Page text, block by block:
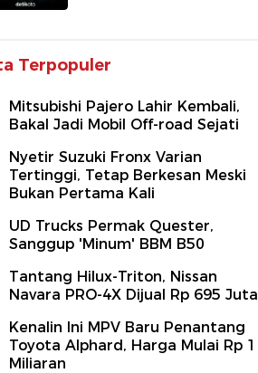
Terpopuler
Mitsubishi Pajero Lahir Kembali,
Bakal Jadi Mobil Off-road Sejati
Nyetir Suzuki Fronx Varian
Tertinggi, Tetap Berkesan Meski
Bukan Pertama Kali
UD Trucks Permak Quester,
Sanggup 'Minum' BBM B50
Tantang Hilux-Triton, Nissan
Navara PRO-4X Dijual Rp 695 Juta
Kenalin Ini MPV Baru Penantang
Toyota Alphard, Harga Mulai Rp 1
Miliaran